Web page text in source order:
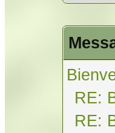
RE:
RE: